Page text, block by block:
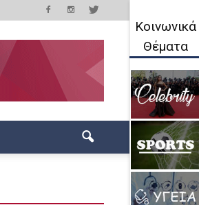
Κοινωνικά
Θέματα